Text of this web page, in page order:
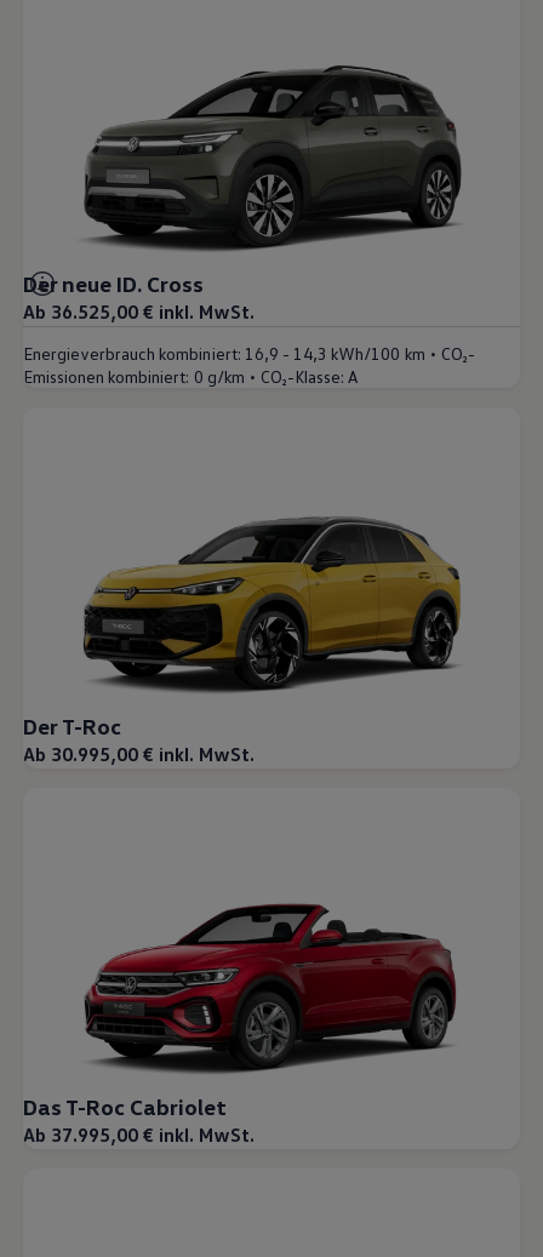
Der neue ID. Cross
Ab 36.525,00 € inkl. MwSt.
Energieverbrauch kombiniert: 16,9 - 14,3 kWh/100 km • CO₂-
Emissionen kombiniert: 0 g/km • CO₂-Klasse: A
Der T-Roc
Ab 30.995,00 € inkl. MwSt.
Das T-Roc Cabriolet
Ab 37.995,00 € inkl. MwSt.